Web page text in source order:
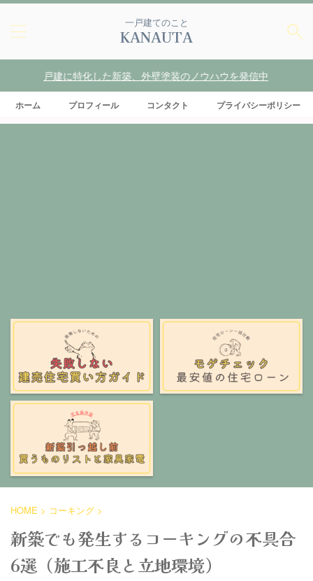
一戸建てのこと
KANAUTA
に特化した新築、外壁塗装のノウハウを発信中
ホーム プロフィール コンタクト プライバシーポリシー
HOME > コーキング >
新築でも発生するコーキングの不具合
6選（施工不良と立地環境）